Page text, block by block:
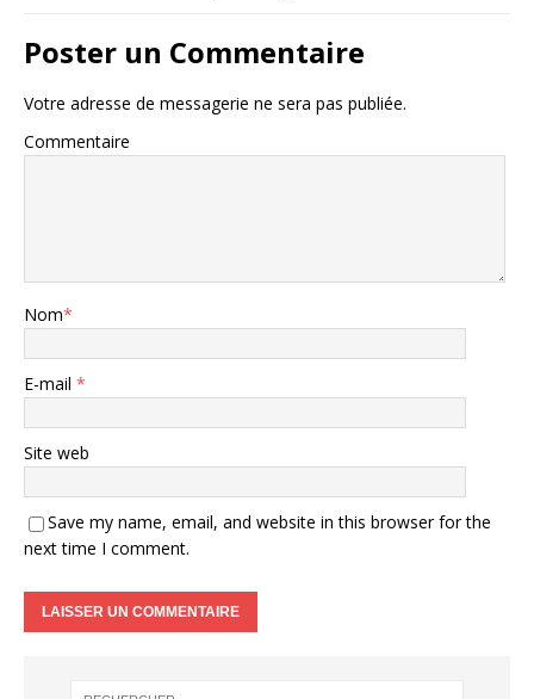
Poster un Commentaire
Votre adresse de messagerie ne sera pas publiée.
Commentaire
Nom*
E-mail *
Site web
Save my name, email, and website in this browser for the
next time I comment.